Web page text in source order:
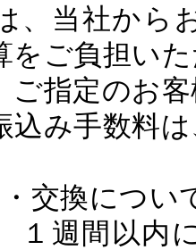
、当社か
をご負担い
ご指定のお
込み手数料
交換につい
１週間以